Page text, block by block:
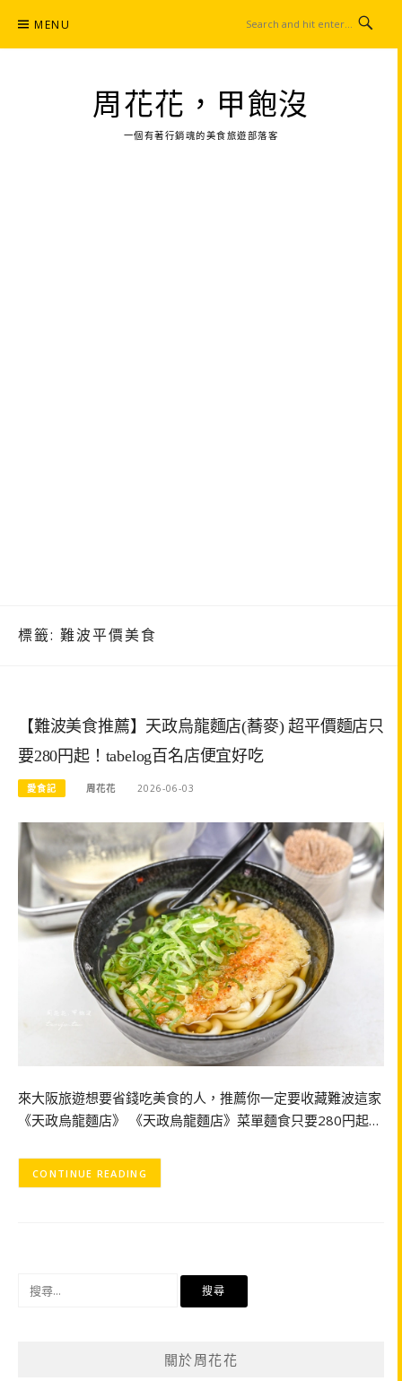
content
MENU
周花花，甲飽沒
一個有著行銷魂的美食旅遊部落客
標籤: 難波平價美食
【難波美食推薦】天政烏龍麵店(蕎麥) 超平價麵店只
要280円起！tabelog百名店便宜好吃
愛食記 周花花 2026-06-03
來大阪旅遊想要省錢吃美食的人，推薦你一定要收藏難波這家
《天政烏龍麵店》 《天政烏龍麵店》菜單麵食只要280円起…
CONTINUE READING
關於周花花